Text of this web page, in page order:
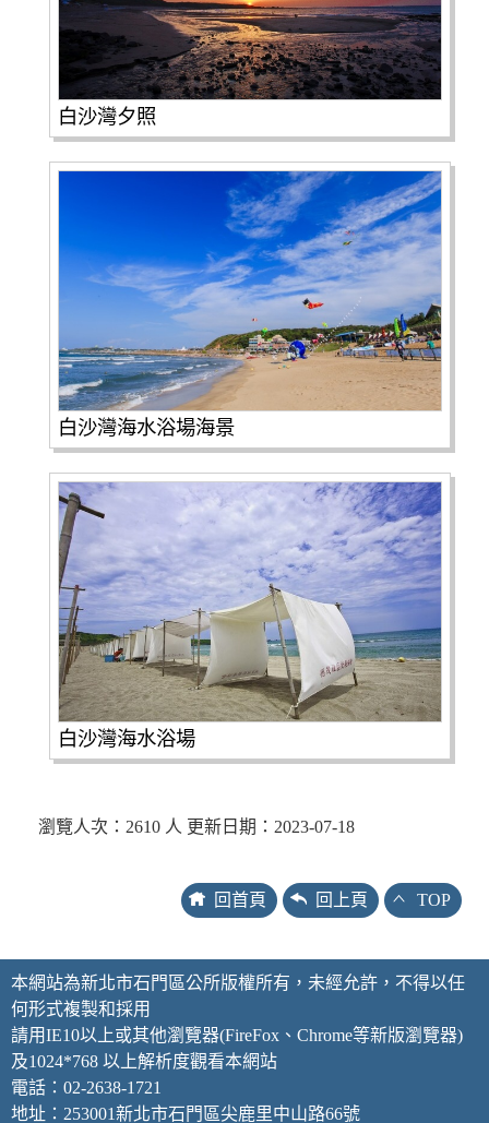
白沙灣夕照
白沙灣海水浴場海景
白沙灣海水浴場
瀏覽人次：2610 人 更新日期：2023-07-18
回首頁 回上頁 TOP
本網站為新北市石門區公所版權所有，未經允許，不得以任
何形式複製和採用
請用IE10以上或其他瀏覽器(FireFox、Chrome等新版瀏覽器)
及1024*768 以上解析度觀看本網站
電話：02-2638-1721
地址：253001新北市石門區尖鹿里中山路66號